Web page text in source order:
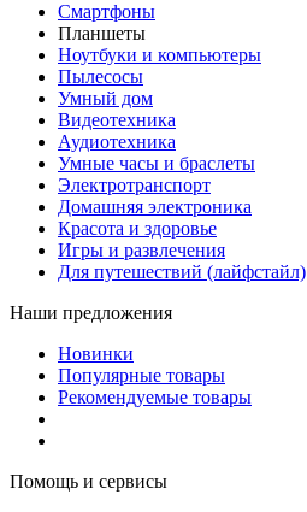
Смартфоны
Планшеты
Ноутбуки и компьютеры
Пылесосы
Умный дом
Видеотехника
Аудиотехника
Умные часы и браслеты
Электротранспорт
Домашняя электроника
Красота и здоровье
Игры и развлечения
Для путешествий (лайфстайл)
Наши предложения
Новинки
Популярные товары
Рекомендуемые товары
Помощь и сервисы